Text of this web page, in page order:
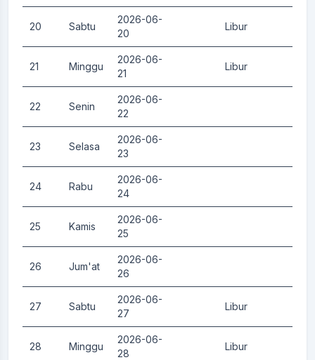
20 Sabtu
2026-06-
20
Libur
21 Minggu
2026-06-
21
Libur
22 Senin
2026-06-
22
23 Selasa
2026-06-
23
24 Rabu
2026-06-
24
25 Kamis
2026-06-
25
26 Jum'at
2026-06-
26
27 Sabtu
2026-06-
27
Libur
28 Minggu
2026-06-
28
Libur